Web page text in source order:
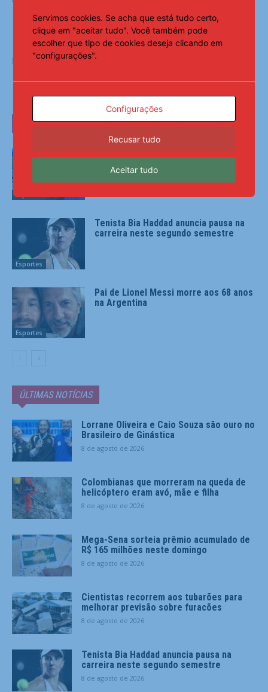
Fonte:Notícias ao Minuto
LEIA TAMBÉM
Esportes
Lorrane Oliveira e Caio Souza são ouro
no Brasileiro de Ginástica
Esportes
Tenista Bia Haddad anuncia pausa na
carreira neste segundo semestre
Esportes
Pai de Lionel Messi morre aos 68 anos
na Argentina
ÚLTIMAS NOTÍCIAS
Lorrane Oliveira e Caio Souza são ouro no
Brasileiro de Ginástica
8 de agosto de 2026
Colombianas que morreram na queda de
helicóptero eram avó, mãe e filha
8 de agosto de 2026
Mega-Sena sorteia prêmio acumulado de
R$ 165 milhões neste domingo
8 de agosto de 2026
Cientistas recorrem aos tubarões para
melhorar previsão sobre furacões
8 de agosto de 2026
Tenista Bia Haddad anuncia pausa na
carreira neste segundo semestre
8 de agosto de 2026
Servimos cookies. Se acha que está tudo certo,
clique em "aceitar tudo". Você também pode
escolher que tipo de cookies deseja clicando em
"configurações".
Configurações
Recusar tudo
Aceitar tudo